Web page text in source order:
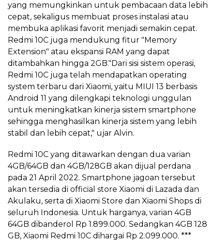
yang memungkinkan untuk pembacaan data lebih
cepat, sekaligus membuat proses instalasi atau
membuka aplikasi favorit menjadi semakin cepat.
Redmi 10C juga mendukung fitur "Memory
Extension" atau ekspansi RAM yang dapat
ditambahkan hingga 2GB."Dari sisi sistem operasi,
Redmi 10C juga telah mendapatkan operating
system terbaru dari Xiaomi, yaitu MIUI 13 berbasis
Android 11 yang dilengkapi teknologi unggulan
untuk meningkatkan kinerja sistem smartphone
sehingga menghasilkan kinerja sistem yang lebih
stabil dan lebih cepat," ujar Alvin.
Redmi 10C yang ditawarkan dengan dua varian
4GB/64GB dan 4GB/128GB akan dijual perdana
pada 21 April 2022. Smartphone jagoan tersebut
akan tersedia di official store Xiaomi di Lazada dan
Akulaku, serta di Xiaomi Store dan Xiaomi Shops di
seluruh Indonesia. Untuk harganya, varian 4GB
64GB dibanderol Rp 1.899.000. Sedangkan 4GB 128
GB, Xiaomi Redmi 10C dihargai Rp 2.099.000. ***